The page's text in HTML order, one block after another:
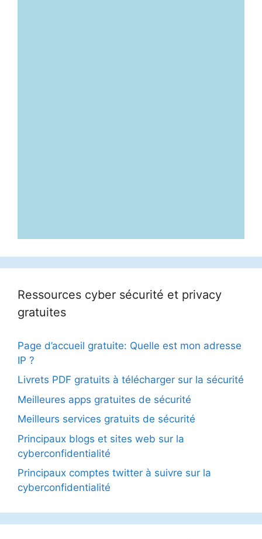
Ressources cyber sécurité et privacy
gratuites
Page d’accueil gratuite: Quelle est mon adresse
IP ?
Livrets PDF gratuits à télécharger sur la sécurité
Meilleures apps gratuites de sécurité
Meilleurs services gratuits de sécurité
Principaux blogs et sites web sur la
cyberconfidentialité
Principaux comptes twitter à suivre sur la
cyberconfidentialité